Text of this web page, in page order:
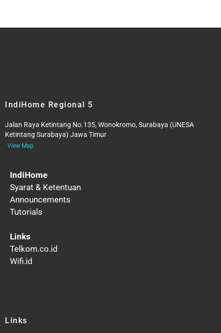
IndiHome Regional 5
Jalan Raya Ketintang No.135, Wonokromo, Surabaya (UNESA
Ketintang Surabaya) Jawa Timur
View Map
IndiHome
Syarat & Ketentuan
Announcements
Tutorials
Links
Telkom.co.id
Wifi.id
Links